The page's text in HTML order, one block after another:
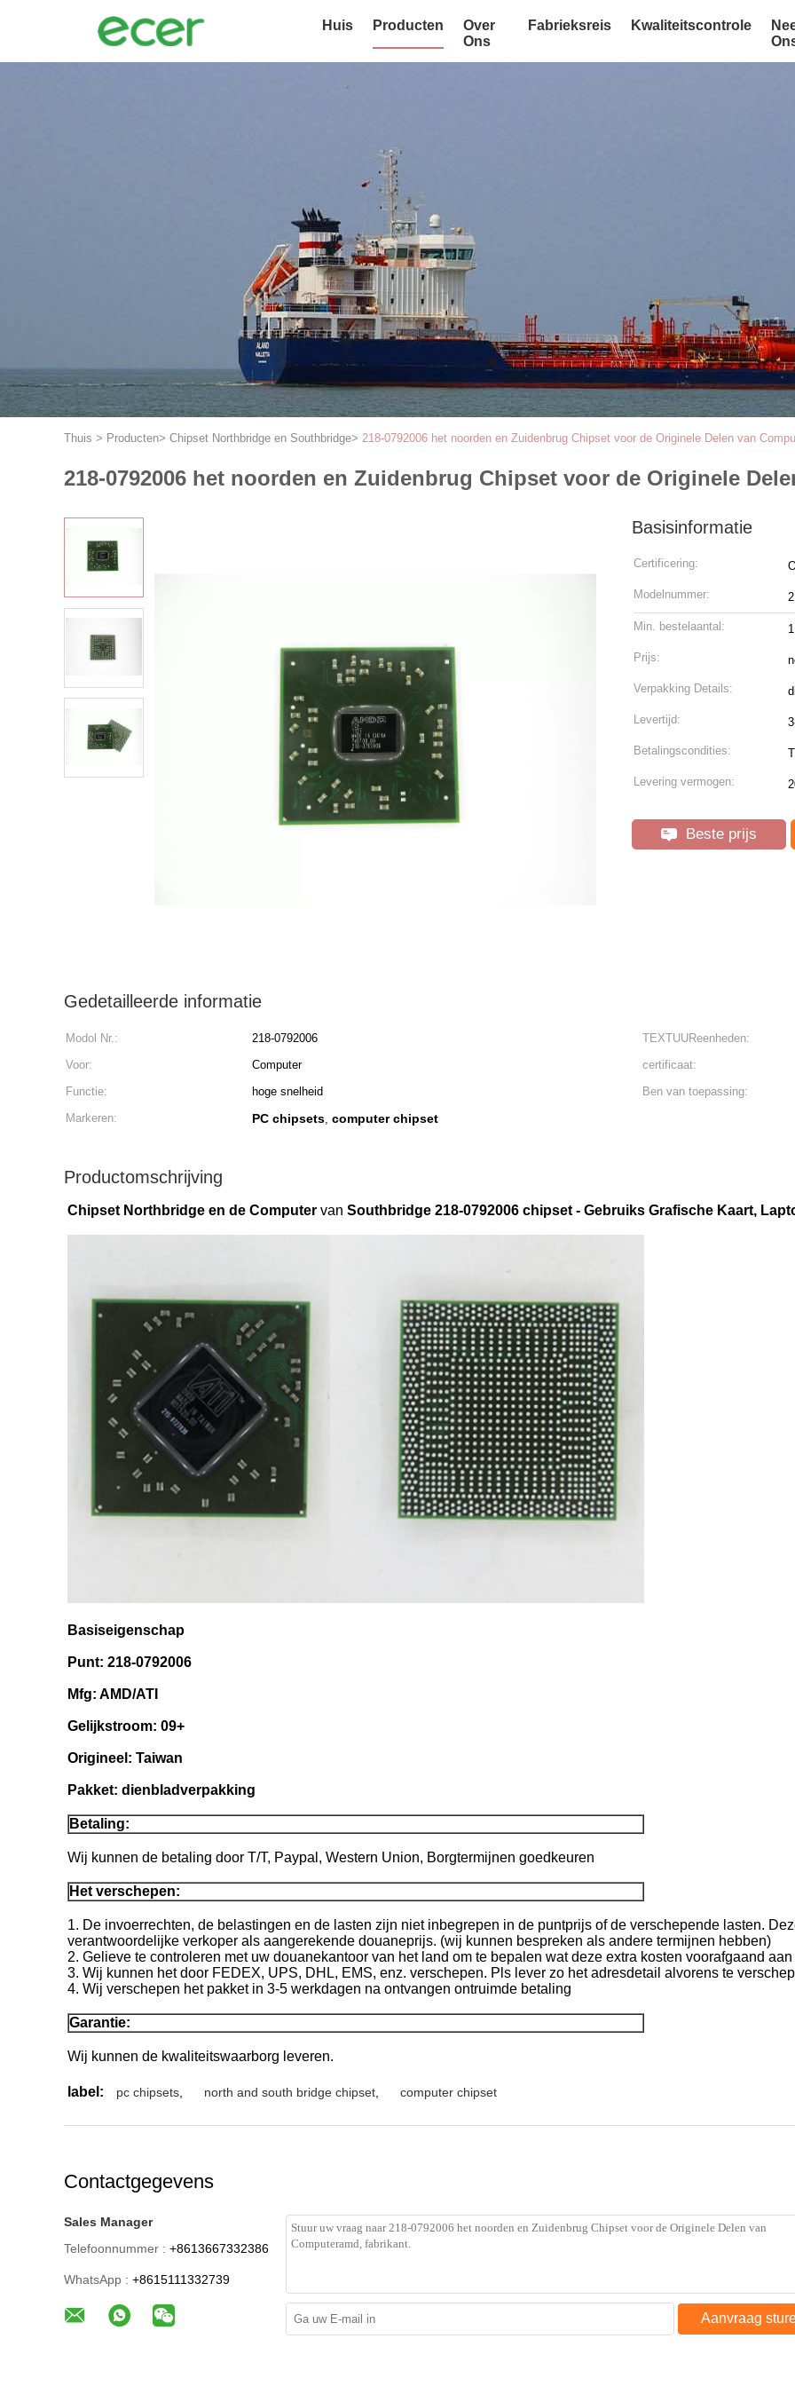
Huis Producten
Over
Ons
Fabrieksreis Kwaliteitscontrole
Thuis > Producten> Chipset Northbridge en Southbridge> 218-0792006 het noorden en Zuidenbrug Chipset voor de Originele Delen van
218-0792006 het noorden en Zuidenbrug Chipset voor de Originele
Basisinformatie
Certificering:
Modelnummer:
Min. bestelaantal:
Prijs:
Verpakking Details:
Levertijd:
Betalingscondities:
Levering vermogen:
Beste prijs
Gedetailleerde informatie
Modol Nr.: 218-0792006
TEXTUUReenheden:
Voor:
Computer
certificaat:
Functie:
hoge snelheid
Ben van toepassing:
Markeren:
PC chipsets, computer chipset
Productomschrijving
Chipset Northbridge en de Computer van Southbridge 218-0792006 chipset - Gebruiks Grafische Kaart,
Basiseigenschap
Punt: 218-0792006
Mfg: AMD/ATI
Gelijkstroom: 09+
Origineel: Taiwan
Pakket: dienbladverpakking
Betaling:
Wij kunnen de betaling door T/T, Paypal, Western Union, Borgtermijnen goedkeuren
Het verschepen:
1. De invoerrechten, de belastingen en de lasten zijn niet inbegrepen in de puntprijs of de verschepende lasten.
verantwoordelijke verkoper als aangerekende douaneprijs. (wij kunnen bespreken als andere termijnen hebben)
2. Gelieve te controleren met uw douanekantoor van het land om te bepalen wat deze extra kosten voorafgaand
3. Wij kunnen het door FEDEX, UPS, DHL, EMS, enz. verschepen. Pls lever zo het adresdetail alvorens te
4. Wij verschepen het pakket in 3-5 werkdagen na ontvangen ontruimde betaling
Garantie:
Wij kunnen de kwaliteitswaarborg leveren.
label: pc chipsets north and south bridge chipset computer chipset
Contactgegevens
Sales Manager
Telefoonnummer : +8613667332386
WhatsApp : +8615111332739
Aanvraag